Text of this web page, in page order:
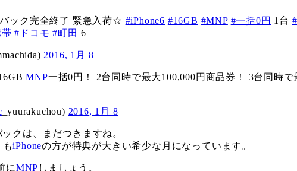
ック完全終了 緊急入荷☆ #iPhone6 #16GB #MNP #一括0円 1台
#ドコモ #町田 6
2016, 1月 8
MNP一括0円！ 2台同時で最大100,000円商品券！ 3台同時
_yuurakuchou) 2016, 1月 8
クは、まだつきますね。
もiPhoneの方が特典が大きい希少な月になっています。
にMNP しましょう。